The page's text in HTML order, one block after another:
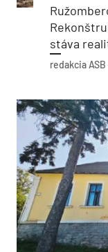
stáva
redakcia ASB